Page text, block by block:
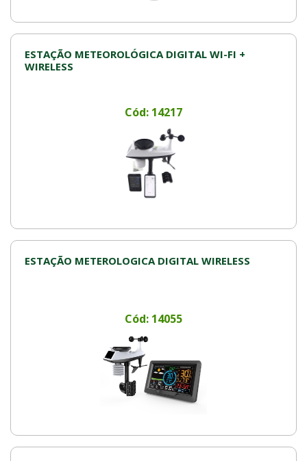
ESTAÇÃO METEOROLÓGICA DIGITAL WI-FI +
WIRELESS
Cód: 14217
ESTAÇÃO METEROLOGICA DIGITAL WIRELESS
Cód: 14055